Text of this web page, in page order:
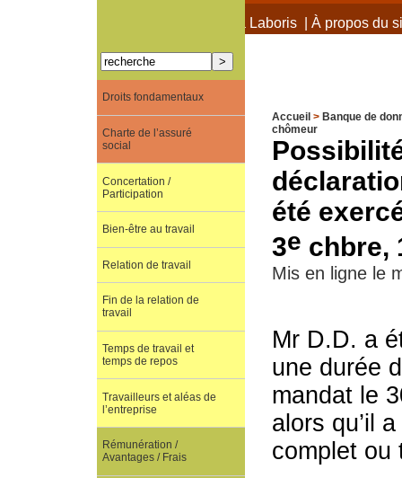
À propos de Terra Laboris| À propos du
Accueil > Banque de
chômeur
été
3e chbre,
Mis en ligne le
Mr D.D. a
une durée
mandat le
alors qu’il
complet ou
Droits fondamentaux
Charte de l’assuré
social
Concertation /
Participation
Bien-être au travail
Relation de travail
Fin de la relation de
travail
Temps de travail et
temps de repos
Travailleurs et aléas de
l’entreprise
Rémunération /
Avantages / Frais